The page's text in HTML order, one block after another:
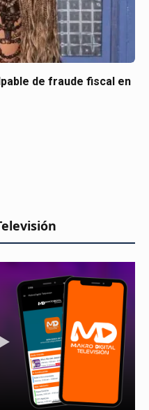
de fraude fiscal en